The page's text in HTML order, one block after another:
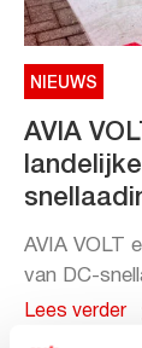
NIEUWS
AVIA
AVIA VOLT
van DC-
Lees verder